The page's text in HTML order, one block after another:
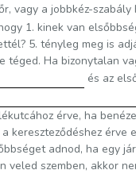
vagy a jobbkéz-
1. kinek van
5. tényleg meg is
Ha bizonytalan
és az
érve, ha
kereszteződéshez
adnod, ha egy
szemben, akkor